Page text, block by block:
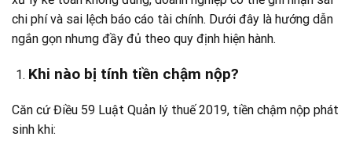
chi phí và sai lệch báo cáo tài chính. Dưới đây là hướng dẫn
ngắn gọn nhưng đầy đủ theo quy định hiện hành.
Khi nào bị tính tiền chậm nộp?
Căn cứ Điều 59 Luật Quản lý thuế 2019, tiền chậm nộp phát
sinh khi: